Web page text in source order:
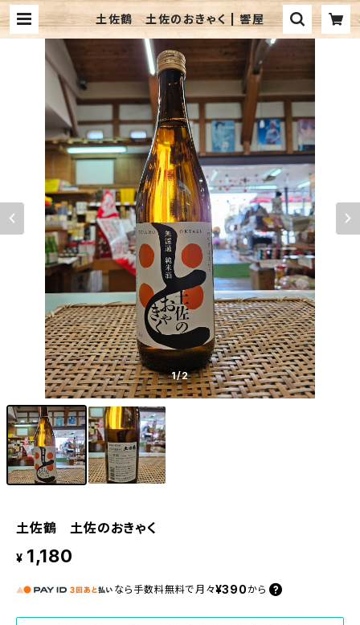
土佐鶴 土佐のおきゃく | 響屋
1/2
土佐鶴 土佐のおきゃく
¥ 1,180
なら 手数料無料で 月々¥390 から